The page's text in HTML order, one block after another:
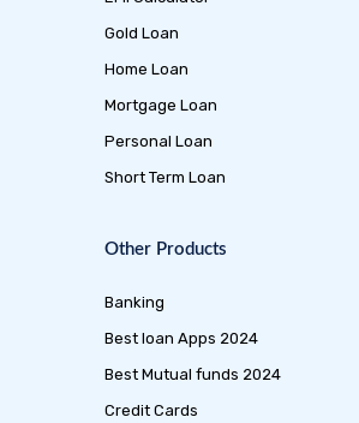
Gold Loan
Home Loan
Mortgage Loan
Personal Loan
Short Term Loan
Other Products
Banking
Best loan Apps 2024
Best Mutual funds 2024
Credit Cards